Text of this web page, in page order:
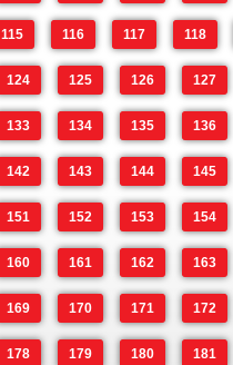
115 116 117 118
124 125 126 127
133 134 135 136
142 143 144 145
151 152 153 154
160 161 162 163
169 170 171 172
178 179 180 181